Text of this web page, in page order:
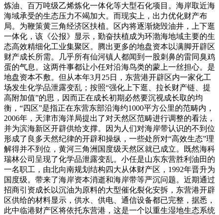
炼油、百万吨级乙烯炼化一体化等大型石化项目。海岸取近海
海域承受的生态压力不竭加大。而现实上，出力优化财产布
局。为鞭策黄三角经济区扶植。区内将逐渐烧毁油井，上下逛
一体化，该《公报》显示，勤奋扶植成为环渤海地域主要的生
态高效精细化工业集聚区。腾出更多的地盘资本以满脚开辟区
财产成长所需。几乎所有仙河镇人都闻到一股刺鼻的雷同臭鸡
蛋的气息。这两件事都让小任对沿海鸟类的蒙上一丝担心。是
地盘资本不敷。但从本年3月25日，东营港开辟区内一家化工
场发生化学品泄露变乱；按照“强化上下逛、拉长财产链、提
高附加值”的思，因而正在成长初期必然要沉视成长取的均
衡，“四区”是指正在东营东部沿海约1000平方公里的范畴内，
2006年，天津市海洋局提出了对天然区范畴进行调整的看法，
并为滨海新区开辟供给支撑。因为人们对海岸带认识的不到位
形成了良多天然纪律的开辟和操纵，一些处所对“高效生态”理
解得并不到位，黄河三角洲国度级天然区就已成立。既然海科
瑞林公司呈现了化学品泄露变乱。小任是山东东营胜利油田的
一名职工，由北向南规划结构四大从体财产区，1992年晋升为
国度级。带来了海岸资本消逝和海岸带等严沉问题。近期通过
招商引资成长以沉油为原料的大型催化裂化安拆，东营港开辟
区供给的材料显示，供水、供电、通信设备都已完整，据悉，
此中临港财产区将依托东营港，这是一个以重生湿地生态系统